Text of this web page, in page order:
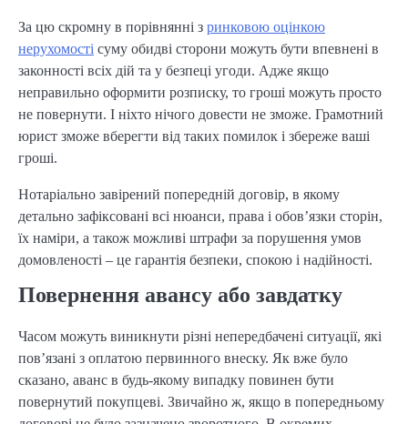
За цю скромну в порівнянні з ринковою оцінкою
нерухомості суму обидві сторони можуть бути впевнені в
законності всіх дій та у безпеці угоди. Адже якщо
неправильно оформити розписку, то гроші можуть просто
не повернути. І ніхто нічого довести не зможе. Грамотний
юрист зможе вберегти від таких помилок і збереже ваші
гроші.
Нотаріально завірений попередній договір, в якому
детально зафіксовані всі нюанси, права і обов’язки сторін,
їх наміри, а також можливі штрафи за порушення умов
домовленості – це гарантія безпеки, спокою і надійності.
Повернення авансу або завдатку
Часом можуть виникнути різні непередбачені ситуації, які
пов’язані з оплатою первинного внеску. Як вже було
сказано, аванс в будь-якому випадку повинен бути
повернутий покупцеві. Звичайно ж, якщо в попередньому